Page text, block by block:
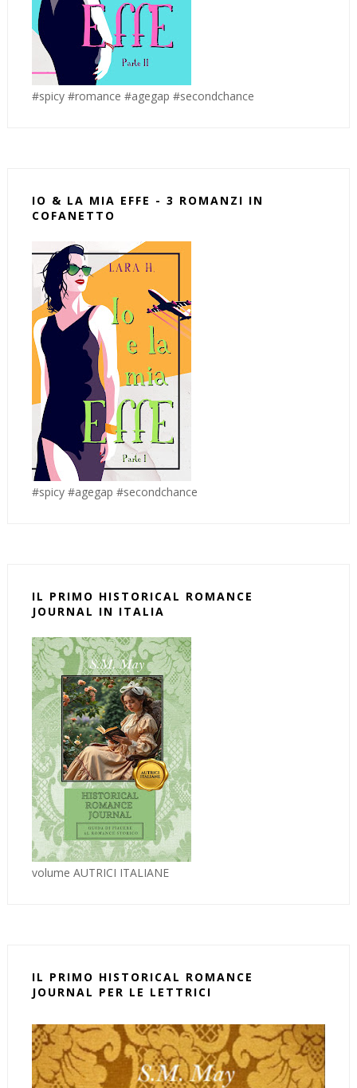
#spicy #romance #agegap #secondchance
IO & LA MIA EFFE - 3 ROMANZI IN
COFANETTO
#spicy #agegap #secondchance
IL PRIMO HISTORICAL ROMANCE
JOURNAL IN ITALIA
volume AUTRICI ITALIANE
IL PRIMO HISTORICAL ROMANCE
JOURNAL PER LE LETTRICI